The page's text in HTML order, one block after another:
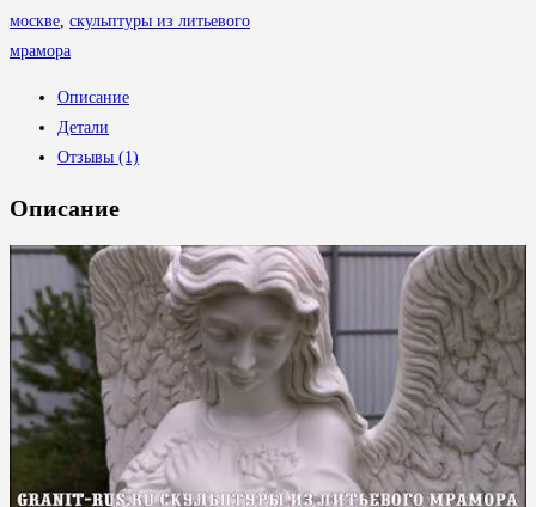
москве скульптуры из литьевого
мрамора
Описание
Детали
Отзывы (1)
Описание